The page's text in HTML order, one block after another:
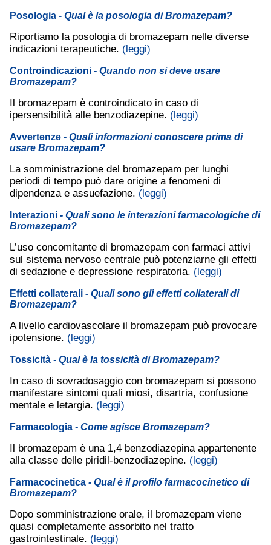
Posologia - Qual è la posologia di Bromazepam?
Riportiamo la posologia di bromazepam nelle diverse
indicazioni terapeutiche. (leggi)
Controindicazioni - Quando non si deve usare
Bromazepam?
Il bromazepam è controindicato in caso di
ipersensibilità alle benzodiazepine. (leggi)
Avvertenze - Quali informazioni conoscere prima di
usare Bromazepam?
La somministrazione del bromazepam per lunghi
periodi di tempo può dare origine a fenomeni di
dipendenza e assuefazione. (leggi)
Interazioni - Quali sono le interazioni farmacologiche di
Bromazepam?
L’uso concomitante di bromazepam con farmaci attivi
sul sistema nervoso centrale può potenziarne gli effetti
di sedazione e depressione respiratoria. (leggi)
Effetti collaterali - Quali sono gli effetti collaterali di
Bromazepam?
A livello cardiovascolare il bromazepam può provocare
ipotensione. (leggi)
Tossicità - Qual è la tossicità di Bromazepam?
In caso di sovradosaggio con bromazepam si possono
manifestare sintomi quali miosi, disartria, confusione
mentale e letargia. (leggi)
Farmacologia - Come agisce Bromazepam?
Il bromazepam è una 1,4 benzodiazepina appartenente
alla classe delle piridil-benzodiazepine. (leggi)
Farmacocinetica - Qual è il profilo farmacocinetico di
Bromazepam?
Dopo somministrazione orale, il bromazepam viene
quasi completamente assorbito nel tratto
gastrointestinale. (leggi)